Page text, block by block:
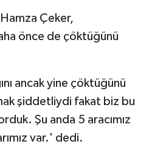
Çeker,
önce de çöktüğünü
ancak yine çöktüğünü
şiddetliydi fakat biz bu
Şu anda 5 aracımız
var.' dedi.